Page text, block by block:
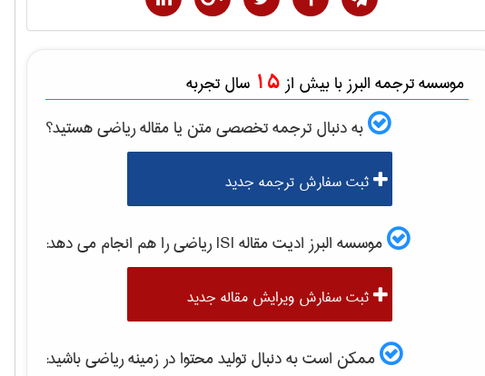
موسسه ترجمه البرز با بیش از 15 سال تجربه
به دنبال ترجمه تخصصی متن یا مقالهرياضیهستید؟
ثبت سفارش ترجمه جدید
موسسه البرز ادیت مقاله ISI رياضیرا هم انجام می دهد:
ثبت سفارش ویرایش مقاله جدید
ممکن است به دنبال تولید محتوا در زمینهرياضیباشید: